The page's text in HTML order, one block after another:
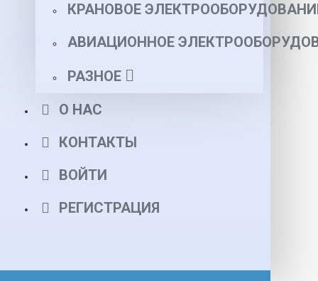
КРАНОВОЕ
АВИАЦИОННОЕ
РАЗНОЕ
О НАС
КОНТАКТЫ
ВОЙТИ
РЕГИСТРАЦИЯ